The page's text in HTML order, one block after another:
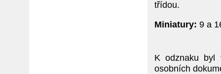
třídou.
Miniatury: 9 a
K odznaku byl
osobních